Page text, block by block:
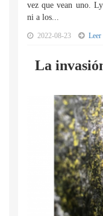
vez que vean uno.
ni a los...
2022-08-23 Leer
La